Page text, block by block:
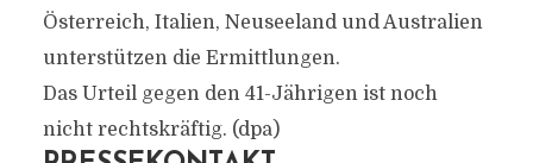
Österreich, Italien, Neuseeland und Australien
unterstützen die Ermittlungen.
Das Urteil gegen den 41-Jährigen ist noch
nicht rechtskräftig. (dpa)